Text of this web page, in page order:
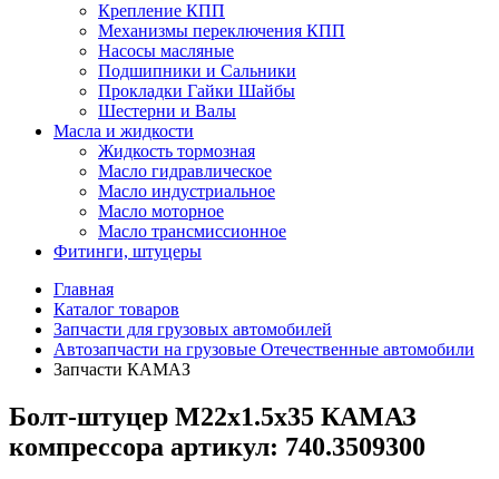
Крепление КПП
Механизмы переключения КПП
Насосы масляные
Подшипники и Сальники
Прокладки Гайки Шайбы
Шестерни и Валы
Масла и жидкости
Жидкость тормозная
Масло гидравлическое
Масло индустриальное
Масло моторное
Масло трансмиссионное
Фитинги, штуцеры
Главная
Каталог товаров
Запчасти для грузовых автомобилей
Автозапчасти на грузовые Отечественные автомобили
Запчасти КАМАЗ
Болт-штуцер М22х1.5х35 КАМАЗ
компрессора артикул: 740.3509300